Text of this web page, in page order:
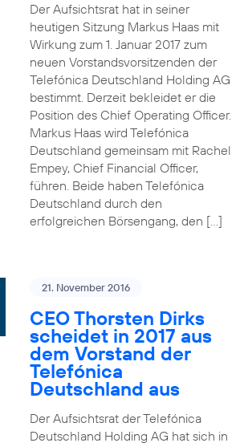
Der Aufsichtsrat hat in seiner
heutigen Sitzung Markus Haas mit
Wirkung zum 1. Januar 2017 zum
neuen Vorstandsvorsitzenden der
Telefónica Deutschland Holding AG
bestimmt. Derzeit bekleidet er die
Position des Chief Operating Officer.
Markus Haas wird Telefónica
Deutschland gemeinsam mit Rachel
Empey, Chief Financial Officer,
führen. Beide haben Telefónica
Deutschland durch den
erfolgreichen Börsengang, den […]
21. November 2016
CEO Thorsten Dirks
scheidet in 2017 aus
dem Vorstand der
Telefónica
Deutschland aus
Der Aufsichtsrat der Telefónica
Deutschland Holding AG hat sich in